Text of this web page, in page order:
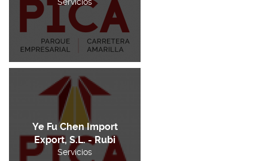
Ye Fu Chen Import
Export, S.L. - Rubi
Servicios